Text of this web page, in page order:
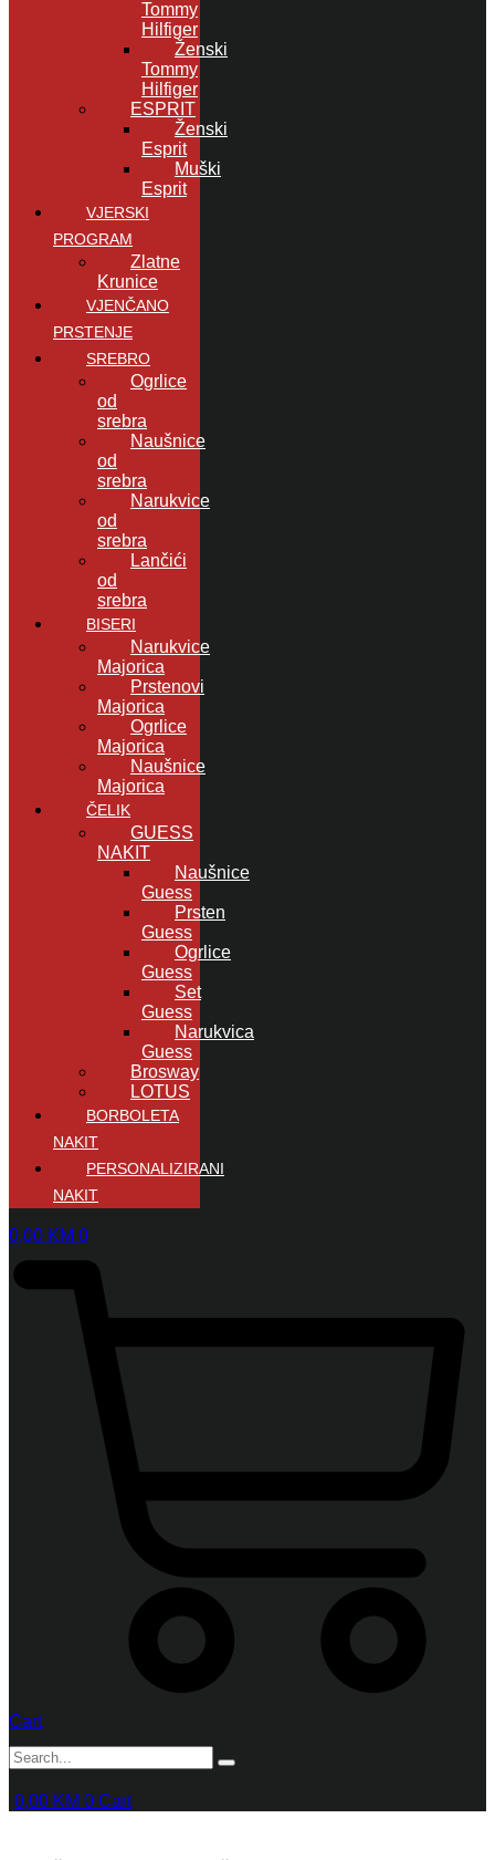
Tommy
Hilfiger
Ženski
Tommy
Hilfiger
ESPRIT
Ženski
Esprit
Muški
Esprit
VJERSKI
PROGRAM
Zlatne
Krunice
VJENČANO
PRSTENJE
SREBRO
Ogrlice
od
srebra
Naušnice
od
srebra
Narukvice
od
srebra
Lančići
od
srebra
BISERI
Narukvice
Majorica
Prstenovi
Majorica
Ogrlice
Majorica
Naušnice
Majorica
ČELIK
GUESS
NAKIT
Naušnice
Guess
Prsten
Guess
Ogrlice
Guess
Set
Guess
Narukvica
Guess
Brosway
LOTUS
BORBOLETA
NAKIT
PERSONALIZIRANI
NAKIT
0,00 KM 0
Cart
0,00 KM 0 Cart